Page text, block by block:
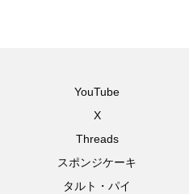
YouTube
X
Threads
スポンジケーキ
タルト・パイ